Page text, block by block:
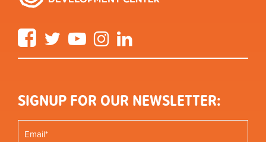
FacebookTwitter YouTube Instagram
SIGNUP FOR OUR NEWSLETTER: